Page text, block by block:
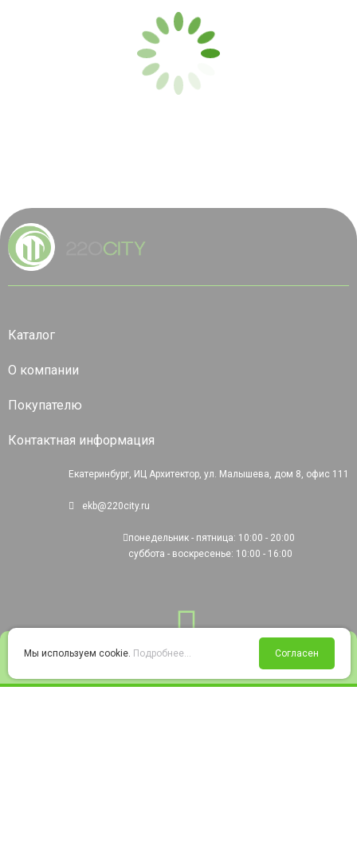
Войти Избранное Корзина
Каталог
О компании
Покупателю
Контактная информация
Екатеринбург, ИЦ Архитектор, ул. Малышева, дом 8, офис 111
ekb@220city.ru
понедельник - пятница: 10:00 - 20:00
суббота - воскресенье: 10:00 - 16:00
Мы используем cookie. Подробнее... Согласен